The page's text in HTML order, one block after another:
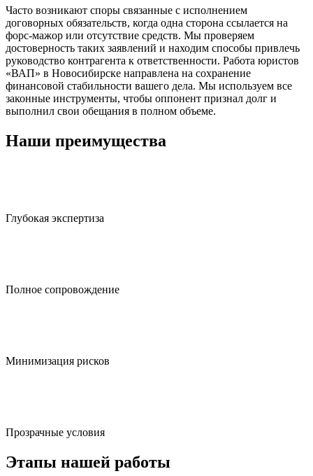
Часто возникают споры связанные с исполнением
договорных обязательств, когда одна сторона ссылается на
форс-мажор или отсутствие средств. Мы проверяем
достоверность таких заявлений и находим способы привлечь
руководство контрагента к ответственности. Работа юристов
«ВАП» в Новосибирске направлена на сохранение
финансовой стабильности вашего дела. Мы используем все
законные инструменты, чтобы оппонент признал долг и
выполнил свои обещания в полном объеме.
Наши преимущества
Глубокая экспертиза
Полное сопровождение
Минимизация рисков
Прозрачные условия
Этапы нашей работы